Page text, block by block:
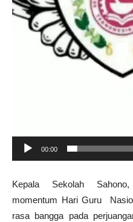
00:00
Kepala Sekolah
momentum Hari Guru
rasa bangga pada